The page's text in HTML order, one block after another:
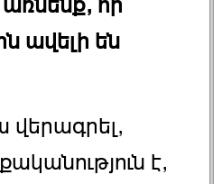
որ
ավելի են
վերագրել,
է,